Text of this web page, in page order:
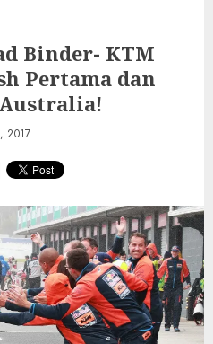
Binder- KTM
Pertama dan
2017